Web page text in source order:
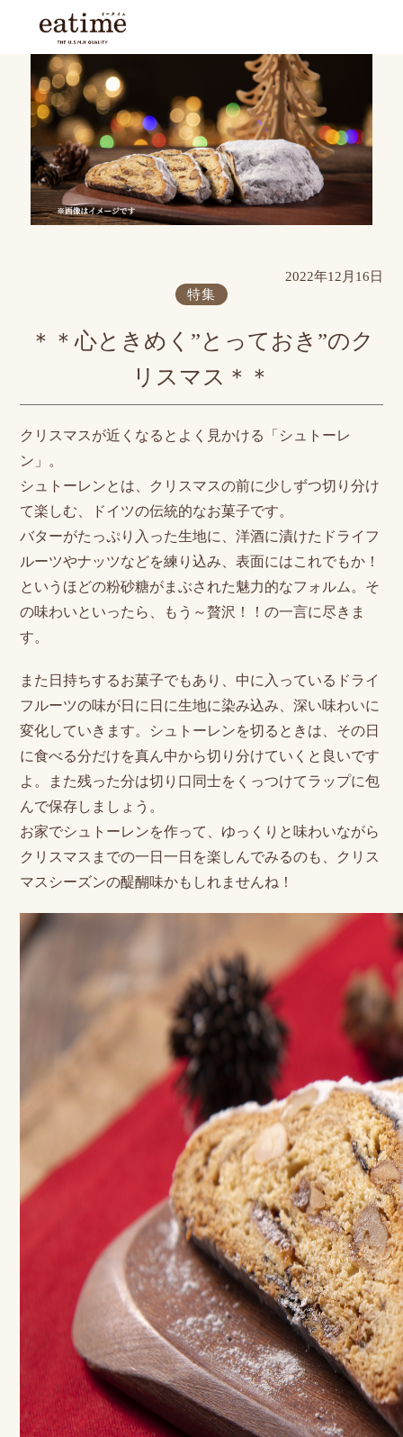
2022年12月16日
特集
＊＊心ときめく”とっておき”のク
リスマス＊＊
クリスマスが近くなるとよく見かける「シュトーレ
ン」。
シュトーレンとは、クリスマスの前に少しずつ切り分け
て楽しむ、ドイツの伝統的なお菓子です。
バターがたっぷり入った生地に、洋酒に漬けたドライフ
ルーツやナッツなどを練り込み、表面にはこれでもか！
というほどの粉砂糖がまぶされた魅力的なフォルム。そ
の味わいといったら、もう～贅沢！！の一言に尽きま
す。
また日持ちするお菓子でもあり、中に入っているドライ
フルーツの味が日に日に生地に染み込み、深い味わいに
変化していきます。シュトーレンを切るときは、その日
に食べる分だけを真ん中から切り分けていくと良いです
よ。また残った分は切り口同士をくっつけてラップに包
んで保存しましょう。
お家でシュトーレンを作って、ゆっくりと味わいながら
クリスマスまでの一日一日を楽しんでみるのも、クリス
マスシーズンの醍醐味かもしれませんね！